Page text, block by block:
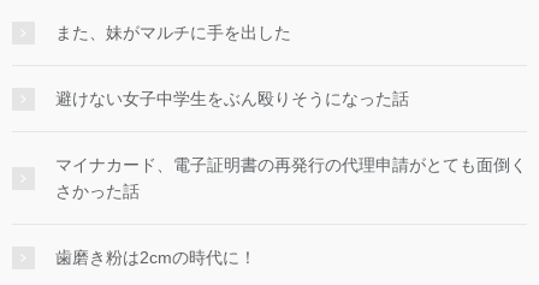
また、妹がマルチに手を出した
避けない女子中学生をぶん殴りそうになった話
マイナカード、電子証明書の再発行の代理申請がとても面倒く
さかった話
歯磨き粉は2cmの時代に！